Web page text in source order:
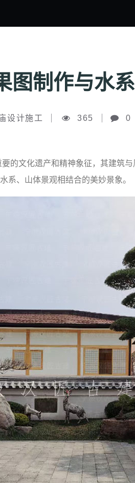
图制作与水
设计施工 365 0
的文化遗产和精神象征，其建筑
系、山体景观相结合的美妙景象。